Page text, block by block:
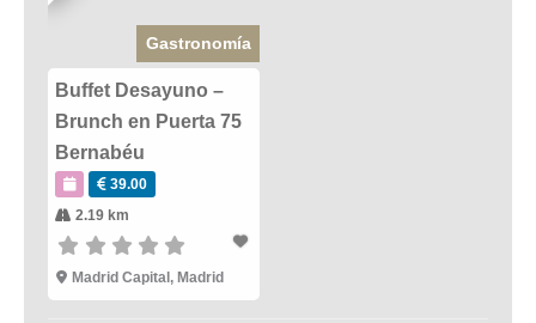
Gastronomía
Buffet Desayuno –
Brunch en Puerta 75
Bernabéu
39.00
2.19 km
Madrid Capital, Madrid